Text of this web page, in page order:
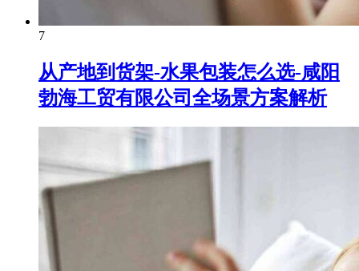
7
从产地到货架-水果包装怎么选-咸阳
勃海工贸有限公司全场景方案解析